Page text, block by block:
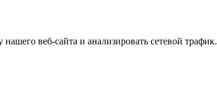
веб-сайта и анализировать сетевой трафик.